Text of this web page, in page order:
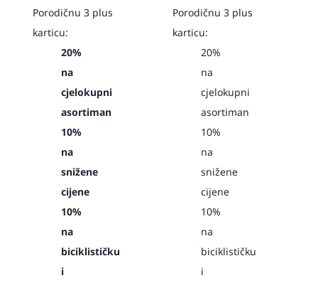
Porodičnu 3 plus
karticu:
20%
na
cjelokupni
asortiman
10%
na
snižene
cijene
10%
na
biciklističku
i
Porodičnu 3 plus
karticu:
20%
na
cjelokupni
asortiman
10%
na
snižene
cijene
10%
na
biciklističku
i